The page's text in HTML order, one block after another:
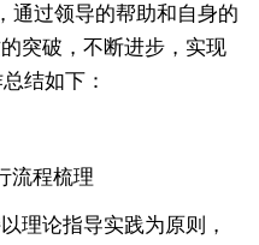
通过领导的帮助和自身的
突破，不断进步，实现
结如下：
流程梳理
理论指导实践为原则，